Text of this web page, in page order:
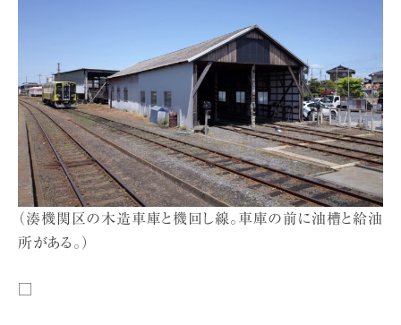
（湊機関区の木造車庫と機回し線。車庫の前に油槽と給油
所がある。）